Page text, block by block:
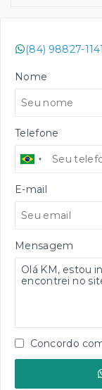
(84) 98827-1141
Nome
Telefone
E-mail
Mensagem
Concordo